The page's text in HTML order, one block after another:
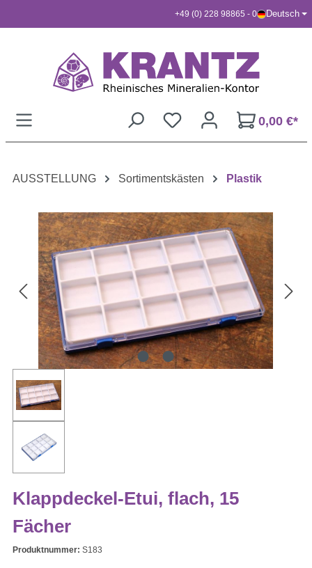
+49 (0) 228 98865 - 0 Deutsch
0,00 €*
AUSSTELLUNG Sortimentskästen Plastik
Klappdeckel-Etui, flach, 15
Fächer
Produktnummer: S183